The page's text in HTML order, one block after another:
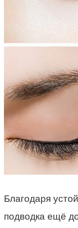
Благодаря
подводка ещё